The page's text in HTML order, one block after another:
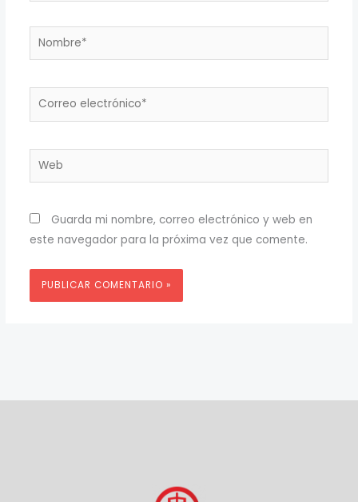
Nombre*
Correo
Web
Guarda mi nombre, correo electrónico y web en
este navegador para la próxima vez que comente.